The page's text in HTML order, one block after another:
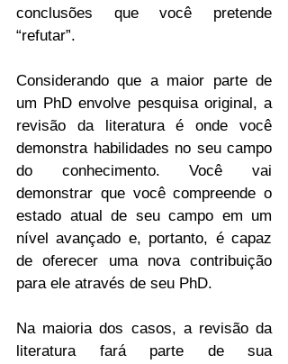
conclusões que você pretende
“refutar”.
Considerando que a maior parte de
um PhD envolve pesquisa original, a
revisão da literatura é onde você
demonstra habilidades no seu campo
do conhecimento. Você vai
demonstrar que você compreende o
estado atual de seu campo em um
nível avançado e, portanto, é capaz
de oferecer uma nova contribuição
para ele através de seu PhD.
Na maioria dos casos, a revisão da
literatura fará parte de sua